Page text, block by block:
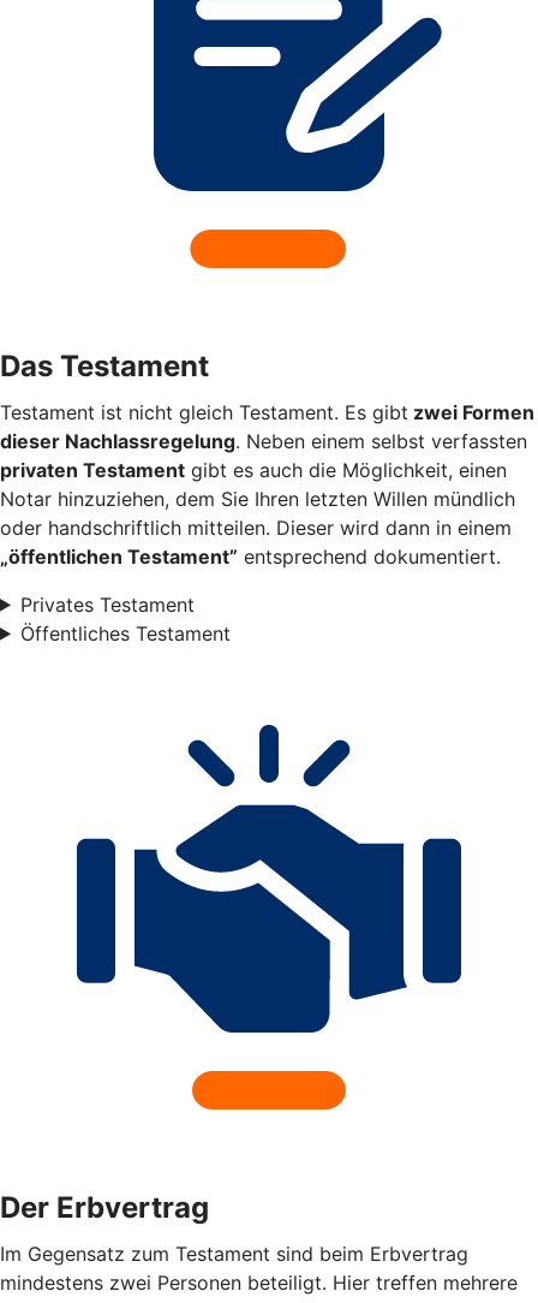
Das Testament
Testament ist nicht gleich Testament. Es gibt zwei Formen
dieser Nachlassregelung. Neben einem selbst verfassten
privaten Testament gibt es auch die Möglichkeit, einen
Notar hinzuziehen, dem Sie Ihren letzten Willen mündlich
oder handschriftlich mitteilen. Dieser wird dann in einem
„öffentlichen Testament” entsprechend dokumentiert.
Privates Testament
Öffentliches Testament
Der Erbvertrag
Im Gegensatz zum Testament sind beim Erbvertrag
mindestens zwei Personen beteiligt. Hier treffen mehrere